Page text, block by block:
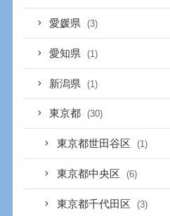
愛媛県 (3)
愛知県 (1)
新潟県 (1)
東京都 (30)
東京都世田谷区 (1)
東京都中央区 (6)
東京都千代田区 (3)